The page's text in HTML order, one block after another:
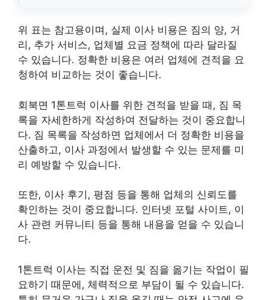
위 표는 참고용이며, 실제 이사 비용은 짐의 양, 거
리, 추가 서비스, 업체별 요금 정책에 따라 달라질
수 있습니다. 정확한 비용은 여러 업체에 견적을 요
청하여 비교하는 것이 좋습니다.
회북면 1톤트럭 이사를 위한 견적을 받을 때, 짐 목
록을 자세한하게 작성하여 전달하는 것이 중요합니
다. 짐 목록을 작성하면 업체에서 더 정확한 비용을
산출하고, 이사 과정에서 발생할 수 있는 문제를 미
리 예방할 수 있습니다.
또한, 이사 후기, 평점 등을 통해 업체의 신뢰도를
확인하는 것이 중요합니다. 인터넷 포털 사이트, 이
사 관련 커뮤니티 등을 통해 내용을 얻을 수 있습니
다.
1톤트럭 이사는 직접 운전 및 짐을 옮기는 작업이 필
요하기 때문에, 체력적으로 부담이 될 수 있습니다.